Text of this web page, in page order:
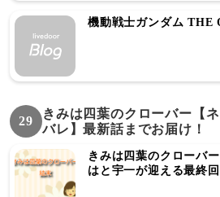
機動戦士ガンダム THE
29
きみは四葉のクローバー【ネ
バレ】最新話までお届け！
きみは四葉のクローバ
はと宇一が迎える最終